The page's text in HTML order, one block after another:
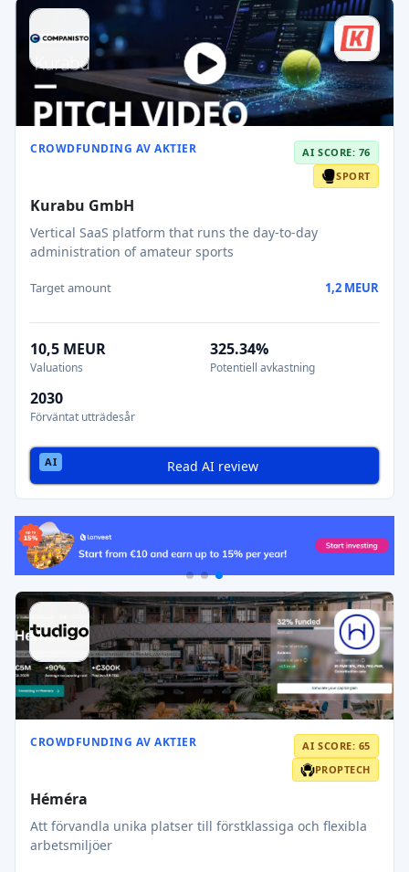
CROWDFUNDING AV AKTIER
AI SCORE: 76
SPORT
Kurabu GmbH
Vertical SaaS platform that runs the day-to-day
administration of amateur sports
Target amount 1,2 MEUR
10,5 MEUR
Valuations
325.34%
Potentiell avkastning
2030
Förväntat utträdesår
Read AI review
CROWDFUNDING AV AKTIER
AI SCORE: 65
PROPTECH
Héméra
Att förvandla unika platser till förstklassiga och flexibla
arbetsmiljöer